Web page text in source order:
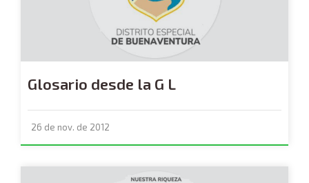
Glosario desde la G L
26 de nov. de 2012